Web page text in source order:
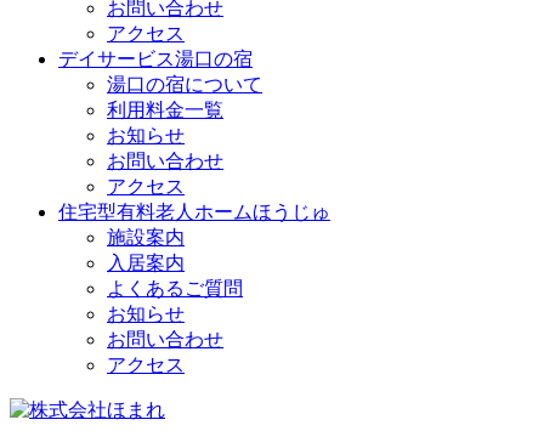
お問い合わせ
アクセス
デイサービス湯口の宿
湯口の宿について
利用料金一覧
お知らせ
お問い合わせ
アクセス
住宅型有料老人ホームほうじゅ
施設案内
入居案内
よくあるご質問
お知らせ
お問い合わせ
アクセス